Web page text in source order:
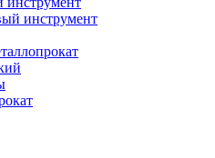
инструмент